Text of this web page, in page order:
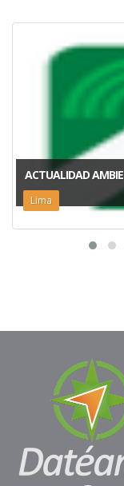
ACTUALIDAD
Lima